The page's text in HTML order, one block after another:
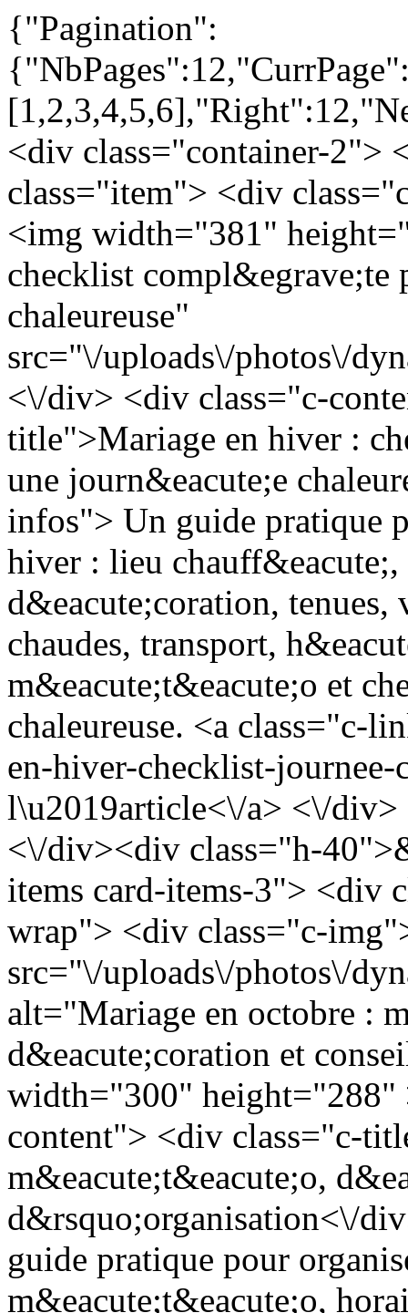
{"Pagination":
<div class="container-2">
class="item"> <div
<img width="381"
checklist compl&egrave;te
chaleureuse"
src="\/uploads\/photos\/
<\/div> <div class="c-
title">Mariage en hiver :
une journ&eacute;e
infos"> Un guide pratique
hiver : lieu
d&eacute;coration, tenues,
chaudes, transport,
m&eacute;t&eacute;o et
chaleureuse. <a class="c-
en-hiver-checklist-
l\u2019article<\/a> <\/
<\/div><div class="h-
items card-items-3"> <div
wrap"> <div class="c-
src="\/uploads\/photos\/
alt="Mariage en octobre :
d&eacute;coration et
width="300"
content"> <div class="c-
m&eacute;t&eacute;o,
d&rsquo;organisation<\/
guide pratique pour
m&eacute;t&eacute;o,